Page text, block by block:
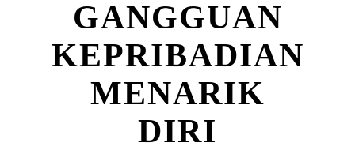
GANGGUAN
KEPRIBADIAN
MENARIK
DIRI